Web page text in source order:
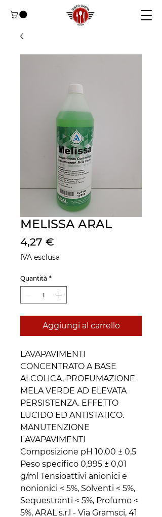
MELISSA ARAL
4,27 €
IVA esclusa
Quantità *
Aggiungi al carrello
LAVAPAVIMENTI
CONCENTRATO A BASE
ALCOLICA, PROFUMAZIONE
MELA VERDE AD ELEVATA
PERSISTENZA. EFFETTO
LUCIDO ED ANTISTATICO.
MANUTENZIONE
LAVAPAVIMENTI
Composizione pH 10,00 ± 0,5
Peso specifico 0,995 ± 0,01
g/ml Tensioattivi anionici e
nonionici < 5%, Solventi < 5%,
Sequestranti < 5%, Profumo <
5%, ARAL s.r.l - Via Gramsci, 41